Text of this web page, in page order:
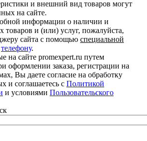
и внешний вид товаров могут
на сайте.
информации о наличии и
товаров и (или) услуг, пожалуйста,
сайта с помощью специальной
телефону.
на сайте promexpert.ru путем
оформлении заказа, регистрации на
Вы даете согласие на обработку
и соглашаетесь с Политикой
и условиями Пользовательского